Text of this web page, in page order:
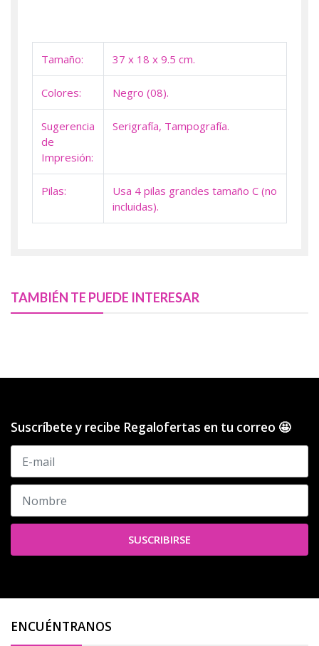
Tamaño: 37 x 18 x 9.5 cm.
Colores: Negro (08).
Sugerencia
de
Impresión:
Serigrafía, Tampografía.
Pilas:
Usa 4 pilas grandes tamaño C (no
incluidas).
TAMBIÉN TE PUEDE INTERESAR
Suscríbete y recibe Regalofertas en tu correo 🤩
SUSCRIBIRSE
ENCUÉNTRANOS